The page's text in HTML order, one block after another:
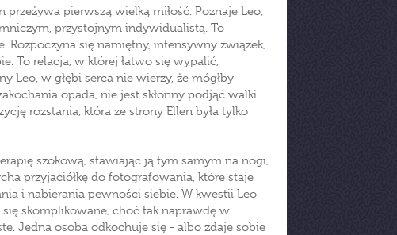
pierwszą wielką miłość. Poznaje Leo,
przystojnym indywidualistą. To
się namiętny, intensywny związek,
To relacja, w której łatwo się wypalić,
Leo, w głębi serca nie wierzy, że mógłby
opada, nie jest skłonny podjąć walki.
rozstania, która ze strony Ellen była tylko
szokową, stawiając ją tym samym na nogi,
przyjaciółkę do fotografowania, które staje
i nabierania pewności siebie. W kwestii Leo
skomplikowane, choć tak naprawdę w
Jedna osoba odkochuje się - albo zdaje sobie